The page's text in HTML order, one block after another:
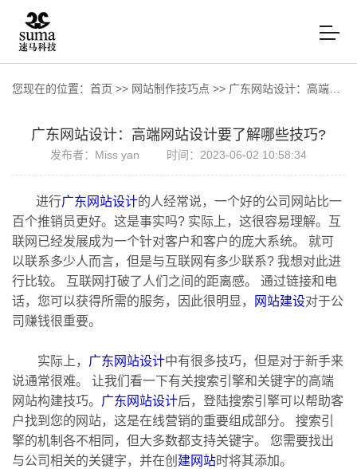
您现在的位置： 首页 >> 网站制作技巧点 >> 广东网站设计：高端网站设计要了解哪些技巧?
广东网站设计：高端网站设计要了解哪些技巧?
发布者：Miss yan 时间：2023-06-02 10:58:34
进行广东网站设计的人经常说，一个好的公司网站比一
百个推销员更好。这是事实吗? 实际上，这很容易理解。互
联网已经发展成为一个针对客户和客户的庞大系统。 就可
以联系多少人而言，但是与互联网有多少联系? 我想对此进
行比较。 互联网打破了人们之间的距离感。 通过链接和电
话，您可以获得所需的服务，因此很明显，
网站建设对于公
司赚钱很重要。
实际上， 广东网站设计中有很多技巧，但是对于新手来
说通常很难。 让我们看一下有关搜索引擎和关键字的高端
网站构建技巧。 广东网站设计后，登陆搜索引擎可以帮助客
户找到您的网站，这是在线营销的重要组成部分。 搜索引
擎的机制各不相同，但大多数都支持关键字。 您需要找出
与公司相关的关键字，并在创 建网站时将其添加。